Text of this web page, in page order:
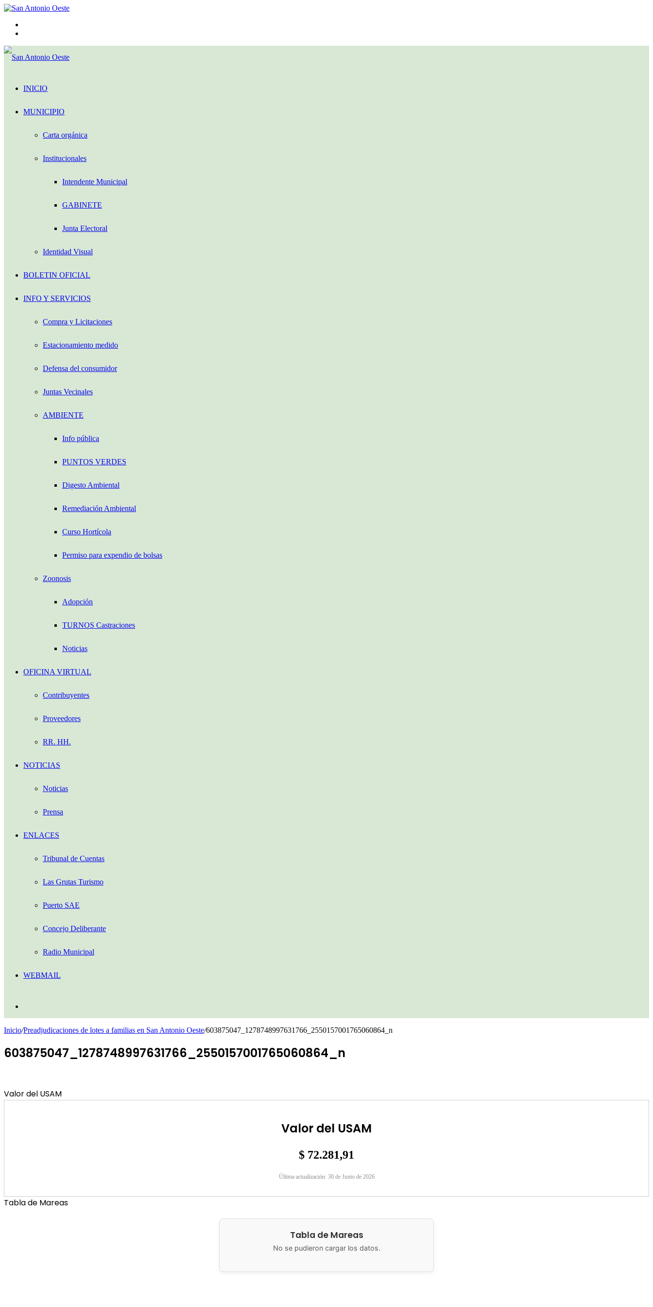
INICIO
MUNICIPIO
Carta orgánica
Institucionales
Intendente Municipal
GABINETE
Junta Electoral
Identidad Visual
BOLETIN OFICIAL
INFO Y SERVICIOS
Compra y Licitaciones
Estacionamiento medido
Defensa del consumidor
Juntas Vecinales
AMBIENTE
Info pública
PUNTOS VERDES
Digesto Ambiental
Remediación Ambiental
Curso Hortícola
Permiso para expendio de bolsas
Zoonosis
Adopción
TURNOS Castraciones
Noticias
OFICINA VIRTUAL
Contribuyentes
Proveedores
RR. HH.
NOTICIAS
Noticias
Prensa
ENLACES
Tribunal de Cuentas
Las Grutas Turismo
Puerto SAE
Concejo Deliberante
Radio Municipal
WEBMAIL
por
Inicio/Preadjudicaciones de lotes a familias en San Antonio Oeste/603875047_1278748997631766_2550157001765060864_n
603875047_1278748997631766_2550157001765060864_n
Valor del USAM
Valor del USAM
$ 72.281,91
Última actualización: 30 de Junio de 2026
Tabla de Mareas
Tabla de Mareas
No se pudieron cargar los datos.